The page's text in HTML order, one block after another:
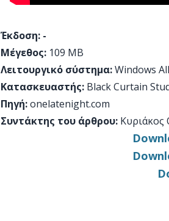
Έκδοση: -
Μέγεθος: 109 MB
Λειτουργικό σύστημα:Windows All
Κατασκευαστής: Black Curtain
Πηγή:onelatenight.com
Συντάκτης του άρθρου: Κυριάκος